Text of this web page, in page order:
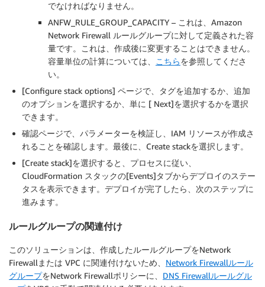
でなければなりません。
ANFW_RULE_GROUP_CAPACITY – これは、Amazon
Network Firewall ルールグループに対して定義された容
量です。これは、作成後に変更することはできません。
容量単位の計算については、
こちらを参照してくださ
い。
[Configure stack options] ページで、タグを追加するか、追加
のオプションを選択するか、単に [ Next]を選択するかを選択
できます。
確認ページで、パラメーターを検証し、IAM リソースが作成さ
れることを確認します。最後に、Create stackを選択します。
[Create stack]を選択すると、プロセスに従い、
CloudFormation スタックの[Events]タブからデプロイのステー
タスを表示できます。デプロイが完了したら、次のステップに
進みます。
ルールグループの関連付け
このソリューションは、作成したルールグループをNetwork
Firewallまたは VPC に関連付けないため、 Network Firewallルール
グループをNetwork Firewallポリシーに、 DNS Firewallルールグル